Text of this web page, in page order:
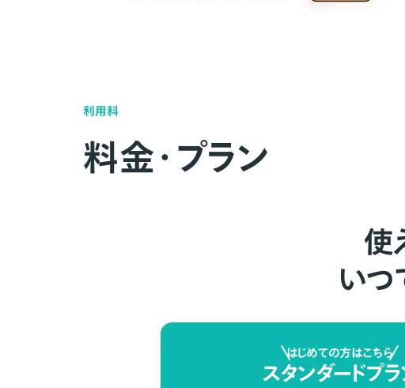
利用料
料金・プラン
使
いつ
はじめての方はこちら
スタンダードプ